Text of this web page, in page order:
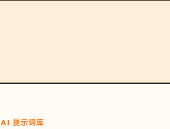
AI 提示词库